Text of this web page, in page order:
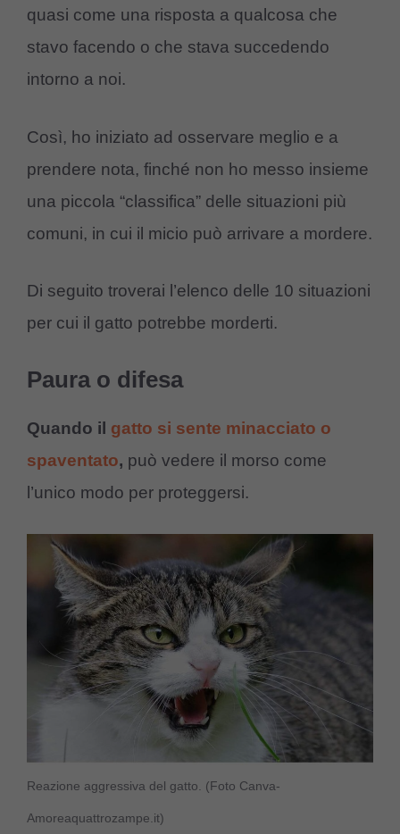
quasi come una risposta a qualcosa che
stavo facendo o che stava succedendo
intorno a noi.
Così, ho iniziato ad osservare meglio e a
prendere nota, finché non ho messo insieme
una piccola “classifica” delle situazioni più
comuni, in cui il micio può arrivare a mordere.
Di seguito troverai l’elenco delle 10 situazioni
per cui il gatto potrebbe morderti.
Paura o difesa
Quando il gatto si sente minacciato o
spaventato, può vedere il morso come
l’unico modo per proteggersi.
Reazione aggressiva del gatto. (Foto Canva-
Amoreaquattrozampe.it)